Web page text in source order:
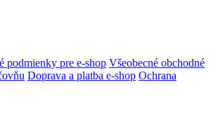
podmienky pre e-shop Všeobecné obchodné
Doprava a platba e-shop Ochrana